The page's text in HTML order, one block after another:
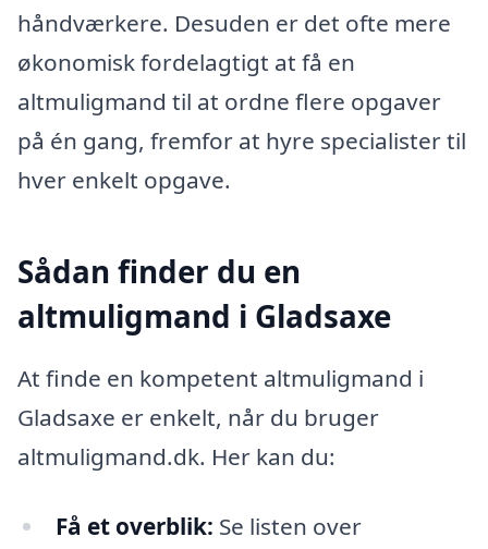
håndværkere. Desuden er det ofte mere
økonomisk fordelagtigt at få en
altmuligmand til at ordne flere opgaver
på én gang, fremfor at hyre specialister til
hver enkelt opgave.
Sådan finder du en
altmuligmand i Gladsaxe
At finde en kompetent altmuligmand i
Gladsaxe er enkelt, når du bruger
altmuligmand.dk. Her kan du:
Få et overblik: Se listen over